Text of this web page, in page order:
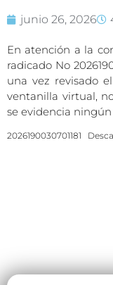
junio 26, 2026
En atención a la
radicado No
una vez revisado
ventanilla virtual,
se evidencia
2026190030701181